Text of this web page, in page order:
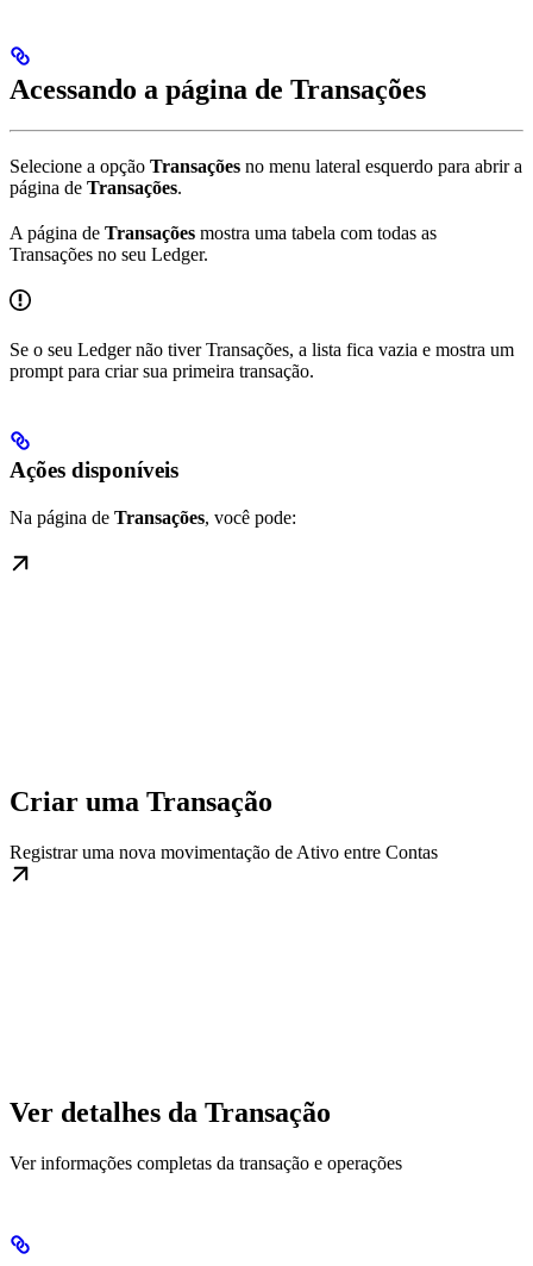
Acessando a página de Transações
Selecione a opção Transações no menu lateral esquerdo para abrir a
página de Transações.
A página de Transações mostra uma tabela com todas as
Transações no seu Ledger.
Se o seu Ledger não tiver Transações, a lista fica vazia e mostra um
prompt para criar sua primeira transação.
Ações disponíveis
Na página de Transações, você pode:
Criar uma Transação
Registrar uma nova movimentação de Ativo entre Contas
Ver detalhes da Transação
Ver informações completas da transação e operações